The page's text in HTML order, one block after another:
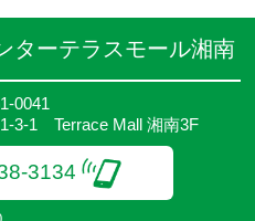
ターテラスモール湘南
0041
3-1 Terrace Mall 湘南3F
3134